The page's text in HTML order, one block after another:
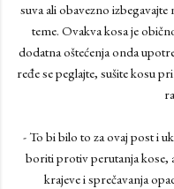
suva ali obavezno
teme. Ovakva kosa je
dodatna oštećenja onda
ređe se peglajte, sušite kosu
- To bi bilo to za ovaj post i
boriti protiv perutanja kose,
krajeve i sprečavanja